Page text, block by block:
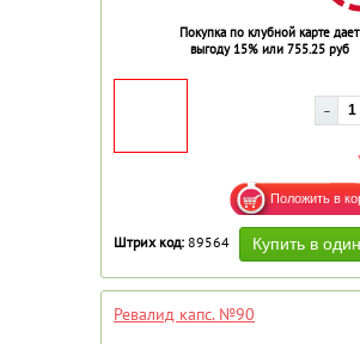
Покупка по клубной карте дает
выгоду 15% или 755.25 руб
Штрих код: 89564
Ревалид капс. №90